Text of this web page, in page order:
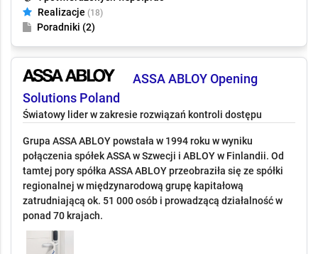
📄 3 złożonych ofert
🤝 4 potwierdzonych współprac
Poradniki (2)
Solutions Poland
Światowy lider w zakresie rozwiązań kontroli dostępu
Grupa ASSA ABLOY powstała w 1994 roku w wyniku
połączenia spółek ASSA w Szwecji i ABLOY w Finlandii. Od
tamtej pory spółka ASSA ABLOY przeobraziła się ze spółki
regionalnej w międzynarodową grupę kapitałową
zatrudniającą ok. 51 000 osób i prowadzącą działalność w
ponad 70 krajach.